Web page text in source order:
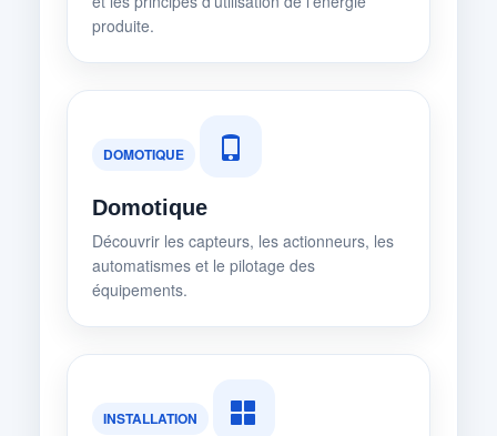
produite.
DOMOTIQUE
Domotique
Découvrir les capteurs, les actionneurs, les
automatismes et le pilotage des
équipements.
INSTALLATION